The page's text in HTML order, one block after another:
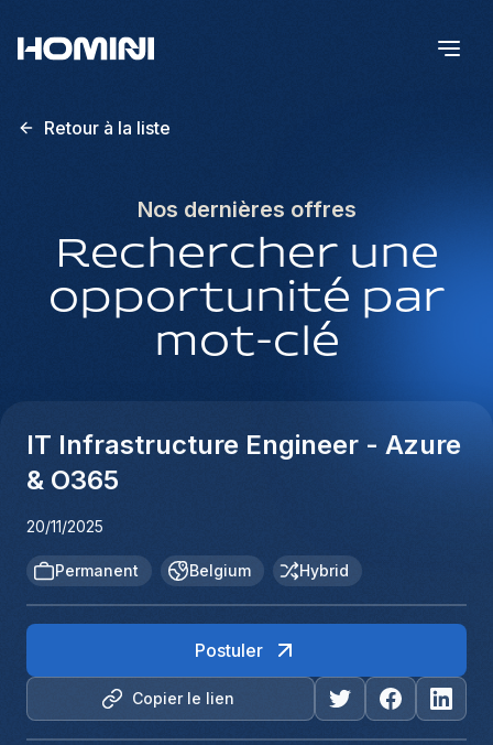
Retour à la liste
Nos dernières offres
Rechercher une
opportunité par
mot-clé
IT Infrastructure Engineer - Azure
& O365
20/11/2025
Permanent Belgium Hybrid
Copier le lien
Postuler